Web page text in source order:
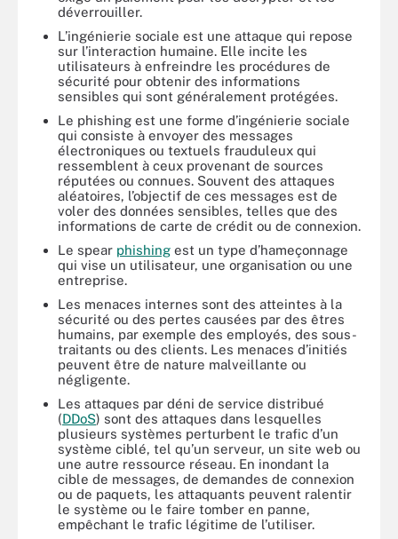
déverrouiller.
L’ingénierie sociale est une attaque qui repose
sur l’interaction humaine. Elle incite les
utilisateurs à enfreindre les procédures de
sécurité pour obtenir des informations
sensibles qui sont généralement protégées.
Le phishing est une forme d’ingénierie sociale
qui consiste à envoyer des messages
électroniques ou textuels frauduleux qui
ressemblent à ceux provenant de sources
réputées ou connues. Souvent des attaques
aléatoires, l’objectif de ces messages est de
voler des données sensibles, telles que des
informations de carte de crédit ou de connexion.
Le spear phishing est un type d’hameçonnage
qui vise un utilisateur, une organisation ou une
entreprise.
Les menaces internes sont des atteintes à la
sécurité ou des pertes causées par des êtres
humains, par exemple des employés, des sous-
traitants ou des clients. Les menaces d’initiés
peuvent être de nature malveillante ou
négligente.
Les attaques par déni de service distribué
(DDoS) sont des attaques dans lesquelles
plusieurs systèmes perturbent le trafic d’un
système ciblé, tel qu’un serveur, un site web ou
une autre ressource réseau. En inondant la
cible de messages, de demandes de connexion
ou de paquets, les attaquants peuvent ralentir
le système ou le faire tomber en panne,
empêchant le trafic légitime de l’utiliser.